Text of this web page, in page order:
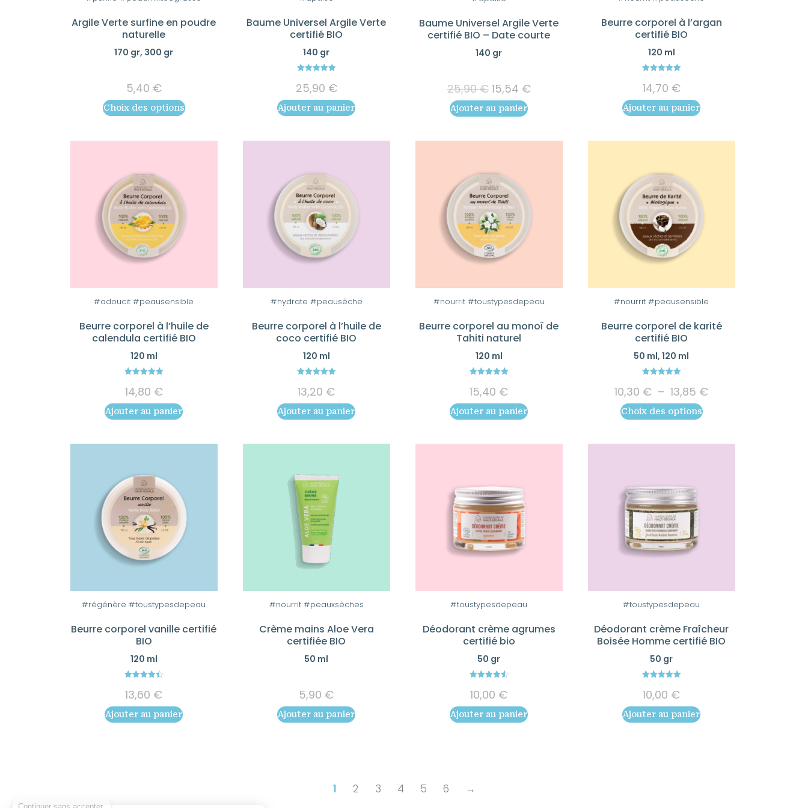
Argile Verte surfine en poudre
naturelle
170 gr, 300 gr
5,40 €
Choix des options
plusieurs
Les
peuvent
être
choisies
du
produit
Baume Universel Argile Verte
certifié BIO
140 gr
out of 5
25,90 €
Ajouter au panier
Baume Universel Argile Verte
certifié BIO – Date courte
140 gr
25,90€ Le
prix
initial
15,54 €Le
Ajouter au panier
Beurre corporel à l’argan
certifié BIO
120 ml
out of 5
14,70 €
Ajouter au panier
#adoucit #peausensible
Beurre corporel à l’huile de
calendula certifié BIO
120 ml
out of 5
14,80 €
Ajouter au panier
#hydrate #peausèche
Beurre corporel à l’huile de
coco certifié BIO
120 ml
out of 5
13,20 €
Ajouter au panier
#nourrit #toustypesdepeau
Beurre corporel au monoï de
Tahiti naturel
120 ml
out of 5
15,40 €
Ajouter au panier
#nourrit #peausensible
Beurre corporel de karité
certifié BIO
50 ml, 120 ml
out of 5
10,30 € – 13,85 €Plage
Choix des options
Ce
produit
plusieurs
Les
options
peuvent
être
choisies
produit
#régénère #toustypesdepeau
Beurre corporel vanille certifié
BIO
120 ml
out of 5
13,60 €
Ajouter au panier
#nourrit #peauxsèches
Crème mains Aloe Vera
certifiée BIO
50 ml
5,90 €
Ajouter au panier
#toustypesdepeau
Déodorant crème agrumes
certifié bio
50 gr
out of 5
10,00 €
Ajouter au panier
#toustypesdepeau
Déodorant crème Fraîcheur
Boisée Homme certifié BIO
50 gr
out of 5
10,00 €
Ajouter au panier
1 2 3 4 5 6 →